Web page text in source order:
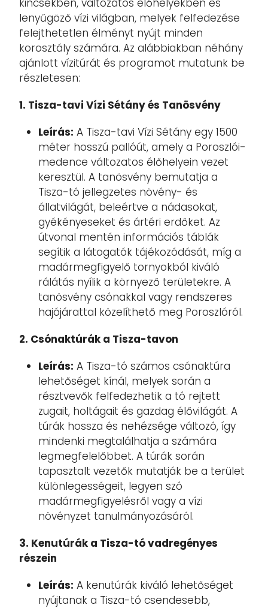
kincsekben, változatos élőhelyekben és
lenyűgöző vízi világban, melyek felfedezése
felejthetetlen élményt nyújt minden
korosztály számára. Az alábbiakban néhány
ajánlott vízitúrát és programot mutatunk be
részletesen:
1. Tisza-tavi Vízi Sétány és Tanösvény
Leírás: A Tisza-tavi Vízi Sétány egy 1500
méter hosszú pallóút, amely a Poroszlói-
medence változatos élőhelyein vezet
keresztül. A tanösvény bemutatja a
Tisza-tó jellegzetes növény- és
állatvilágát, beleértve a nádasokat,
gyékényeseket és ártéri erdőket. Az
útvonal mentén információs táblák
segítik a látogatók tájékozódását, míg a
madármegfigyelő tornyokból kiváló
rálátás nyílik a környező területekre. A
tanösvény csónakkal vagy rendszeres
hajójárattal közelíthető meg Poroszlóról.
2. Csónaktúrák a Tisza-tavon
Leírás: A Tisza-tó számos csónaktúra
lehetőséget kínál, melyek során a
résztvevők felfedezhetik a tó rejtett
zugait, holtágait és gazdag élővilágát. A
túrák hossza és nehézsége változó, így
mindenki megtalálhatja a számára
legmegfelelőbbet. A túrák során
tapasztalt vezetők mutatják be a terület
különlegességeit, legyen szó
madármegfigyelésről vagy a vízi
növényzet tanulmányozásáról.
3. Kenutúrák a Tisza-tó vadregényes
részein
Leírás: A kenutúrák kiváló lehetőséget
nyújtanak a Tisza-tó csendesebb,